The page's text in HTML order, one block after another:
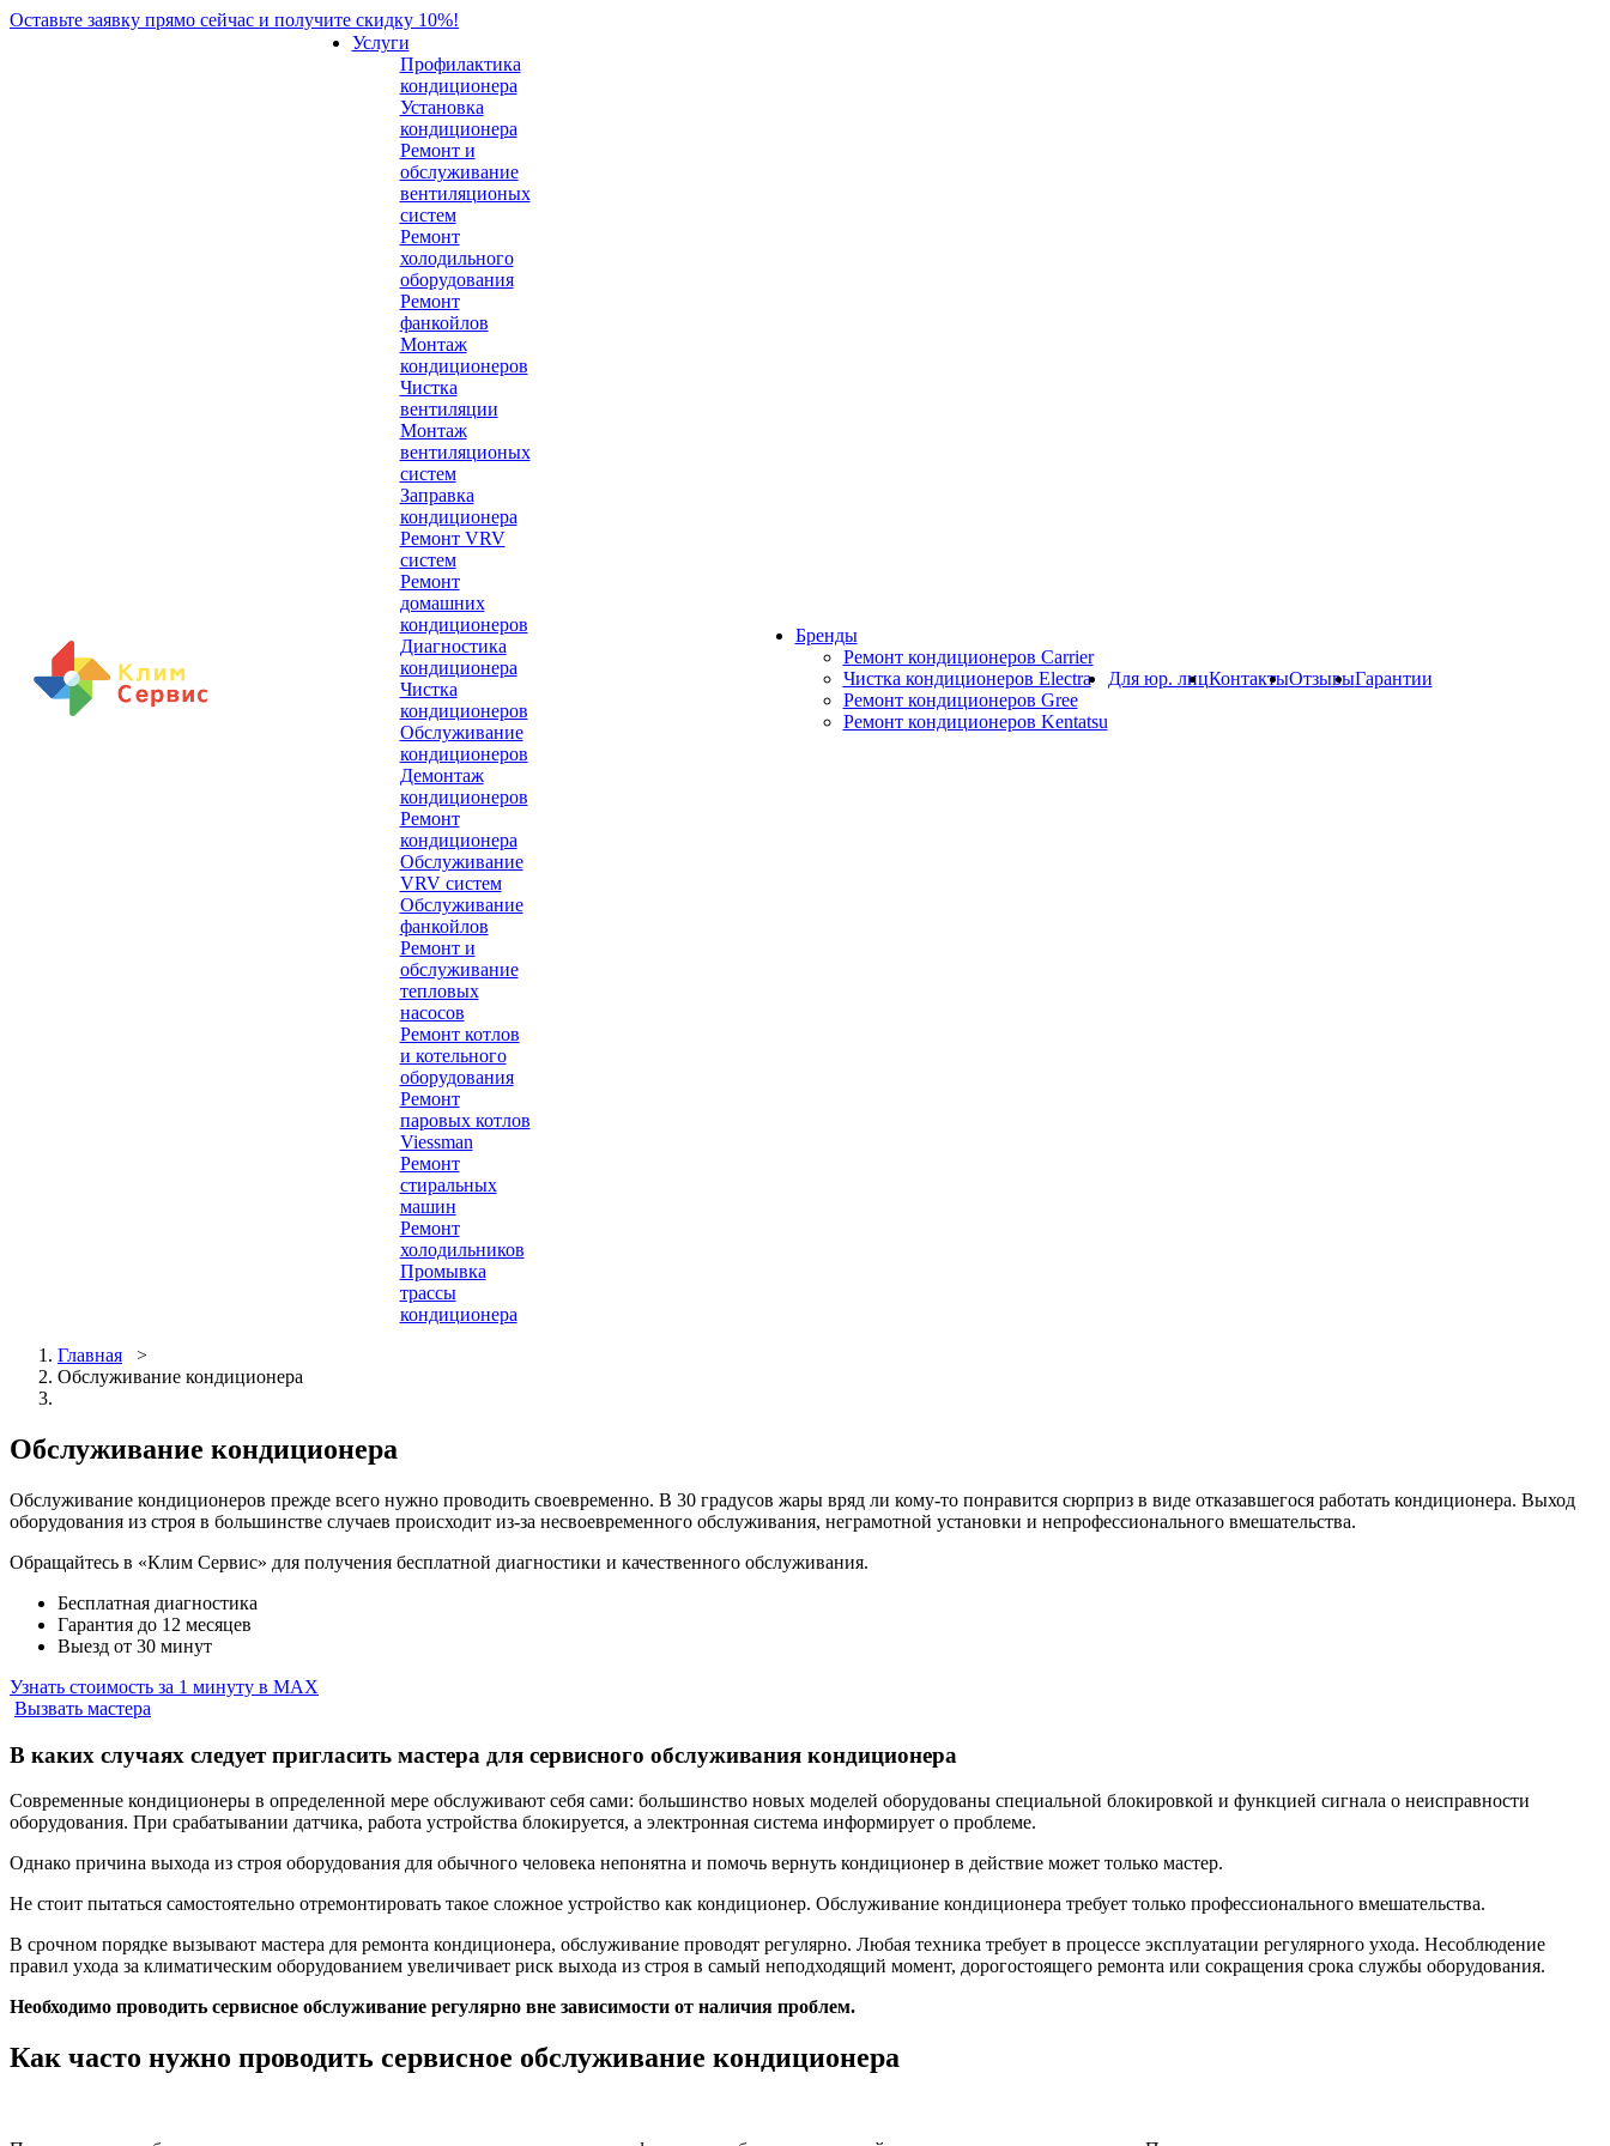
Оставьте заявку прямо сейчас и получите скидку 10%!
Услуги
Профилактика
кондиционера
Установка
кондиционера
Ремонт и
обслуживание
вентиляционых
систем
Ремонт
холодильного
оборудования
Ремонт
фанкойлов
Монтаж
кондиционеров
Чистка
вентиляции
Монтаж
вентиляционых
систем
Заправка
кондиционера
Ремонт VRV
систем
Ремонт
домашних
кондиционеров
Диагностика
кондиционера
Чистка
кондиционеров
Обслуживание
кондиционеров
Демонтаж
кондиционеров
Ремонт
кондиционера
Обслуживание
VRV систем
Обслуживание
фанкойлов
Ремонт и
обслуживание
тепловых
насосов
Ремонт котлов
и котельного
оборудования
Ремонт
паровых котлов
Viessman
Ремонт
стиральных
машин
Ремонт
холодильников
Промывка
трассы
кондиционера
Бренды
Ремонт кондиционеров Carrier
Чистка кондиционеров Electra
Ремонт кондиционеров Gree
Ремонт кондиционеров Kentatsu
Для юр. лицКонтактыОтзывыГарантии
Главная >
Обслуживание кондиционера
Обслуживание кондиционера
Обслуживание кондиционеров прежде всего нужно проводить своевременно. В 30 градусов жары вряд ли кому-то понравится сюрприз в виде отказавшегося работать кондиционера. Выход
оборудования из строя в большинстве случаев происходит из-за несвоевременного обслуживания, неграмотной установки и непрофессионального вмешательства.
Обращайтесь в «Клим Сервис» для получения бесплатной диагностики и качественного обслуживания.
Бесплатная диагностика
Гарантия до 12 месяцев
Выезд от 30 минут
Узнать стоимость за 1 минуту в MAX
Вызвать мастера
В каких случаях следует пригласить мастера для сервисного обслуживания кондиционера
Современные кондиционеры в определенной мере обслуживают себя сами: большинство новых моделей оборудованы специальной блокировкой и функцией сигнала о неисправности
оборудования. При срабатывании датчика, работа устройства блокируется, а электронная система информирует о проблеме.
Однако причина выхода из строя оборудования для обычного человека непонятна и помочь вернуть кондиционер в действие может только мастер.
Не стоит пытаться самостоятельно отремонтировать такое сложное устройство как кондиционер. Обслуживание кондиционера требует только профессионального вмешательства.
В срочном порядке вызывают мастера для ремонта кондиционера, обслуживание проводят регулярно. Любая техника требует в процессе эксплуатации регулярного ухода. Несоблюдение
правил ухода за климатическим оборудованием увеличивает риск выхода из строя в самый неподходящий момент, дорогостоящего ремонта или сокращения срока службы оборудования.
Необходимо проводить сервисное обслуживание регулярно вне зависимости от наличия проблем.
Как часто нужно проводить сервисное обслуживание кондиционера